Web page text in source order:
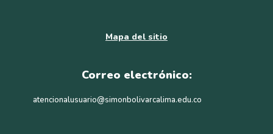
Mapa del sitio
Correo electrónico:
atencionalusuario@simonbolivarcalima.edu.co